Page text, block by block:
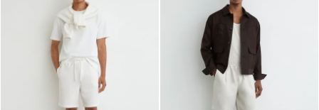
98–134cm
134–158cm
158–164cm
Holiday
Occasionwear
Dresses
Tops & T-Shirts
Jackets & Coats